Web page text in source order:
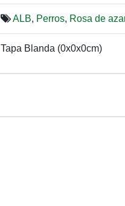
ALB, Perros, Rosa de
Tapa Blanda (0x0x0cm)